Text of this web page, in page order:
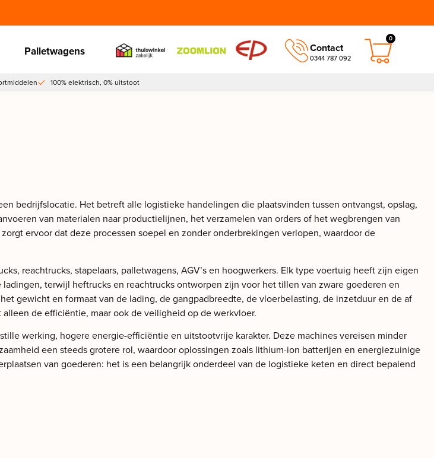
Palletwagens Contact
0344 787 092
0
100% elektrisch, 0% uitstoot
bedrijfslocatie. Het betreft alle logistieke handelingen die plaatsvinden tussen ontvangst, opslag,
van materialen naar productielijnen, het verzamelen van orders of het wegbrengen van
ervoor dat deze processen soepel en zonder onderbrekingen verlopen, waardoor de
reachtrucks, stapelaars, palletwagens, AGV’s en hoogwerkers. Elk type voertuig heeft zijn eigen
terwijl heftrucks en reachtrucks ontworpen zijn voor het tillen van zware goederen en
gewicht en formaat van de lading, de gangpadbreedte, de vloerbelasting, de inzetduur en de af
de efficiëntie, maar ook de veiligheid op de werkvloer.
werking, hogere energie-efficiëntie en uitstootvrije karakter. Deze machines vereisen minder
een steeds grotere rol, waardoor oplossingen zoals lithium-ion batterijen en energiezuinige
van goederen: het is een belangrijk onderdeel van de logistieke keten en direct bepalend